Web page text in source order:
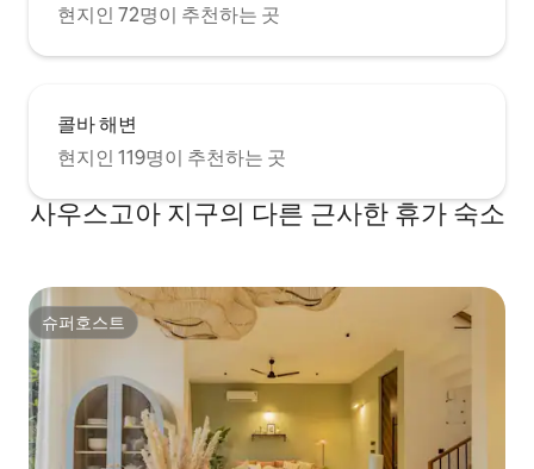
현지인 72명이 추천하는 곳
콜바 해변
현지인 119명이 추천하는 곳
사우스고아 지구의 다른 근사한 휴가 숙소
슈퍼호스트
슈퍼호스트